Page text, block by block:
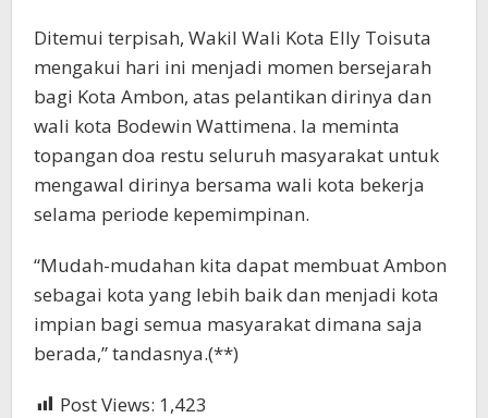
Ditemui terpisah, Wakil Wali Kota Elly Toisuta
mengakui hari ini menjadi momen bersejarah
bagi Kota Ambon, atas pelantikan dirinya dan
wali kota Bodewin Wattimena. Ia meminta
topangan doa restu seluruh masyarakat untuk
mengawal dirinya bersama wali kota bekerja
selama periode kepemimpinan.
“Mudah-mudahan kita dapat membuat Ambon
sebagai kota yang lebih baik dan menjadi kota
impian bagi semua masyarakat dimana saja
berada,” tandasnya.(**)
Post Views: 1,423